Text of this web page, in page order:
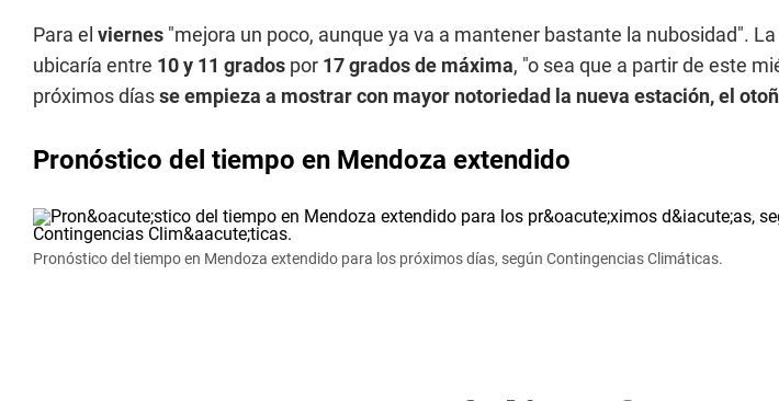
Para el viernes "mejora un poco, aunque ya va a mantener bastante la nubosidad". La
ubicaría entre 10 y 11 grados por 17 grados de máxima, "o sea que a partir de este
próximos díasse empieza a mostrar con mayor notoriedad la nueva estación, el
Pronóstico del tiempo en Mendoza extendido
Pronóstico del tiempo en Mendoza extendido para los próximos días, según Contingencias Climáticas.